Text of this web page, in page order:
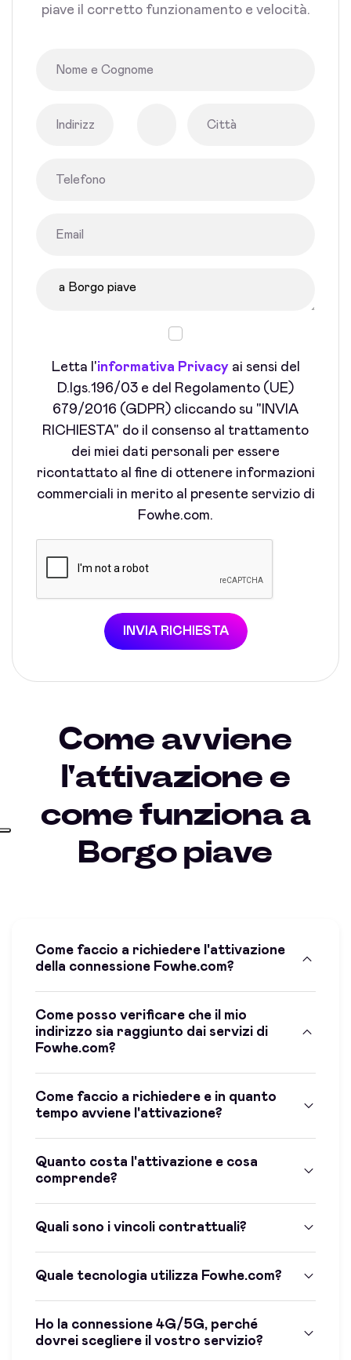
piave il corretto funzionamento e velocità.
Letta l'informativa Privacyai sensi del
D.lgs.196/03 e del Regolamento (UE)
679/2016 (GDPR) cliccando su "INVIA
RICHIESTA" do il consenso al trattamento
dei miei dati personali per essere
ricontattato al fine di ottenere informazioni
commerciali in merito al presente servizio di
Fowhe.com.
INVIA RICHIESTA
Come avviene
l'attivazione e
come funziona a
Borgo piave
Come faccio a richiedere l'attivazione
della connessione Fowhe.com?
Come posso verificare che il mio
indirizzo sia raggiunto dai servizi di
Fowhe.com?
Come faccio a richiedere e in quanto
tempo avviene l'attivazione?
Quanto costa l'attivazione e cosa
comprende?
Quali sono i vincoli contrattuali?
Quale tecnologia utilizza Fowhe.com?
Ho la connessione 4G/5G, perché
dovrei scegliere il vostro servizio?